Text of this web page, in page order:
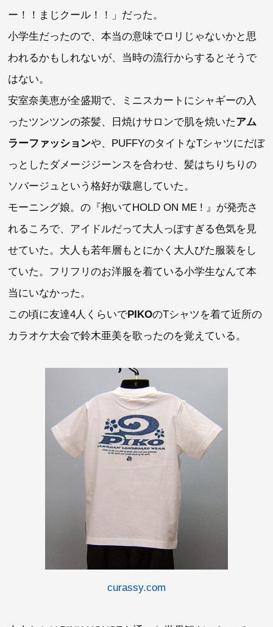
ー！！まじクール！！」だった。
小学生だったので、本当の意味でロリじゃないかと思
われるかもしれないが、当時の流行からするとそうで
はない。
安室奈美恵が全盛期で、ミニスカートにシャギーの入
ったツンツンの茶髪、日焼けサロンで肌を焼いたアム
ラーファッションや、PUFFYのタイトなTシャツにだぼ
っとしたダメージジーンスを合わせ、髪はちりちりの
ソバージュという格好が跋扈していた。
モーニング娘。の『抱いてHOLD ON ME ! 』が発売さ
れるころで、アイドルだって大人っぽすぎる色気を見
せていた。大人も若年層もとにかく大人びた服装をし
ていた。フリフリのお洋服を着ている小学生なんて本
当にいなかった。
この頃に友達4人くらいでPIKOのTシャツを着て近所の
カラオケ大会で鈴木亜美を歌ったのを覚えている。
curassy.com